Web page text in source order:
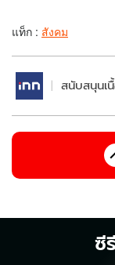
แท็ก : สังคม
สนับสนุนเ
ซี